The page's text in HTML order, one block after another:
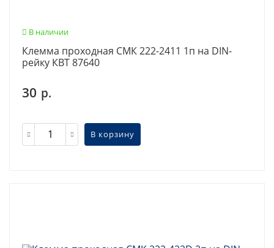
В наличии
Клемма проходная СМК 222-2411 1п на DIN-
рейку КВТ 87640
30 р.
В корзину